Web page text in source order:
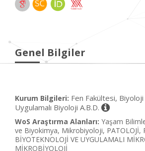
Genel Bilgiler
Kurum Bilgileri: Fen Fakültesi,
Uygulamalı Biyoloji A.B.D.
WoS Araştırma Alanları: Yaşam
ve Biyokimya, Mikrobiyoloji, PATOLOJİ,
BİYOTEKNOLOJİ VE UYGULAMALI
MİKROBİYOLOJİ